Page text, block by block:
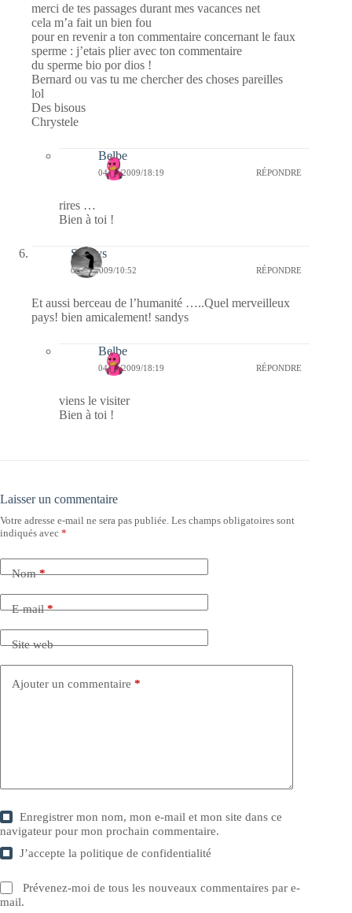
merci de tes passages durant mes vacances net
cela m’a fait un bien fou
pour en revenir a ton commentaire concernant le faux
sperme : j’etais plier avec ton commentaire
du sperme bio por dios !
Bernard ou vas tu me chercher des choses pareilles
lol
Des bisous
Chrystele
Belbe
04/11/2009/18:19 RÉPONDRE
rires …
Bien à toi !
Sandys
04/11/2009/10:52 RÉPONDRE
Et aussi berceau de l’humanité …..Quel merveilleux
pays! bien amicalement! sandys
Belbe
04/11/2009/18:19 RÉPONDRE
viens le visiter
Bien à toi !
Laisser un commentaire
Votre adresse e-mail ne sera pas publiée. Les champs obligatoires sont
indiqués avec *
Nom*
E-mail*
Site web
Ajouter un commentaire *
Enregistrer mon nom, mon e-mail et mon site dans ce
navigateur pour mon prochain commentaire.
J’accepte lapolitique de confidentialité
Prévenez-moi de tous les nouveaux commentaires par e-
mail.